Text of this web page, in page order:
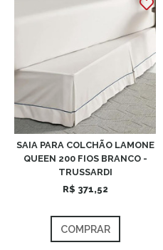
SAIA PARA COLCHÃO LAMONE
QUEEN 200 FIOS BRANCO -
TRUSSARDI
R$ 371,52
COMPRAR